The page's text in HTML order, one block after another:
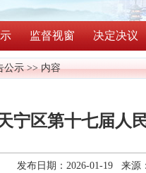
监督视窗 决定决议
公示>> 内容
宁区第十七届人
发布日期：2026-01-19 来源